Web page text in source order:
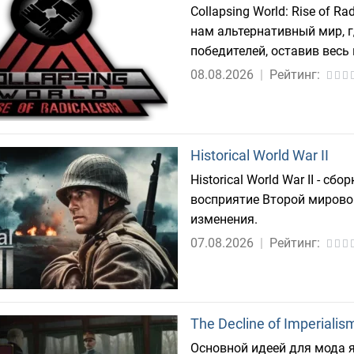
Collapsing World: Rise of
нам альтернативный мир,
победителей, оставив
08.08.2026 | Рейтинг:
Historical World War II
Historical World War II -
восприятие Второй
изменения.
07.08.2026 | Рейтинг:
The Decline of
Основной идеей для мода